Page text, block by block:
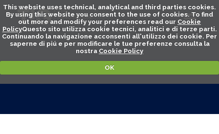
This website uses technical, analytical and third parties cookies.
By using this website you consent to the use of cookies. To find
out more and modify your preferences read our Cookie
PolicyQuesto sito utilizza cookie tecnici, analitici e di terze parti.
Continuando la navigazione acconsenti all'utilizzo dei cookie. Per
saperne di piú e per modificare le tue preferenze consulta la
nostra Cookie Policy
OK